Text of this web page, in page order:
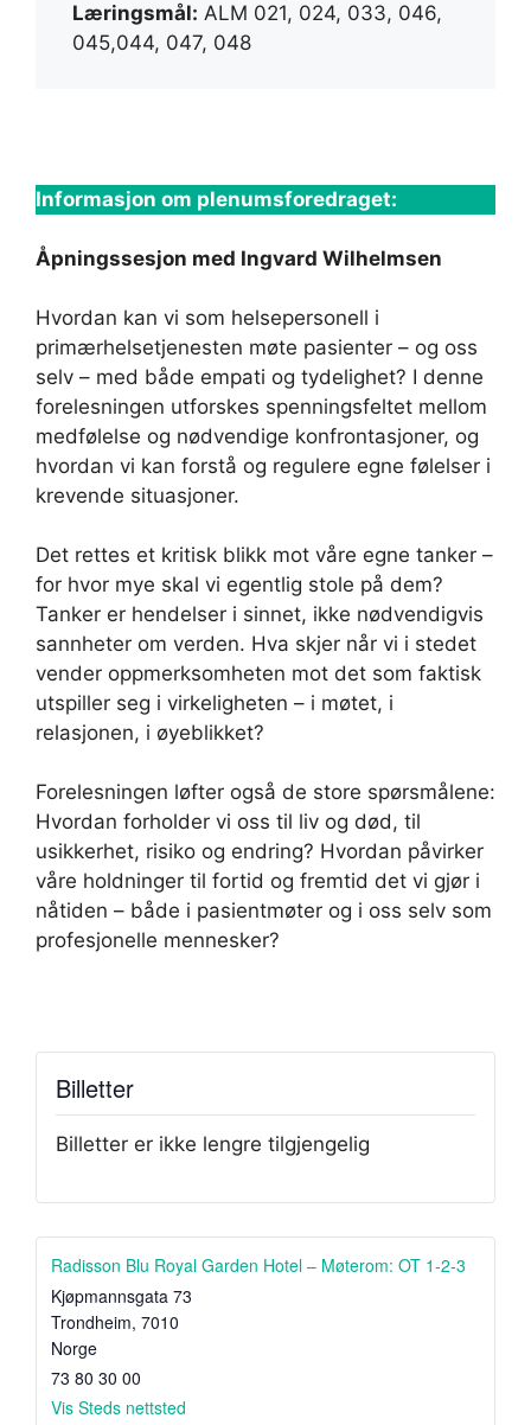
Læringsmål: ALM 021, 024, 033, 046,
045,044, 047, 048
Informasjon om plenumsforedraget:
Åpningssesjon med Ingvard Wilhelmsen
Hvordan kan vi som helsepersonell i
primærhelsetjenesten møte pasienter – og oss
selv – med både empati og tydelighet? I denne
forelesningen utforskes spenningsfeltet mellom
medfølelse og nødvendige konfrontasjoner, og
hvordan vi kan forstå og regulere egne følelser i
krevende situasjoner.
Det rettes et kritisk blikk mot våre egne tanker –
for hvor mye skal vi egentlig stole på dem?
Tanker er hendelser i sinnet, ikke nødvendigvis
sannheter om verden. Hva skjer når vi i stedet
vender oppmerksomheten mot det som faktisk
utspiller seg i virkeligheten – i møtet, i
relasjonen, i øyeblikket?
Forelesningen løfter også de store spørsmålene:
Hvordan forholder vi oss til liv og død, til
usikkerhet, risiko og endring? Hvordan påvirker
våre holdninger til fortid og fremtid det vi gjør i
nåtiden – både i pasientmøter og i oss selv som
profesjonelle mennesker?
Billetter
Billetter er ikke lengre tilgjengelig
Radisson Blu Royal Garden Hotel – Møterom: OT 1-2-3
Kjøpmannsgata 73
Trondheim, 7010
Norge
73 80 30 00
Vis Steds nettsted